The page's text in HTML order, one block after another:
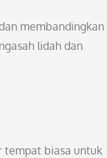
membandingkan
lidah dan
tempat biasa untuk